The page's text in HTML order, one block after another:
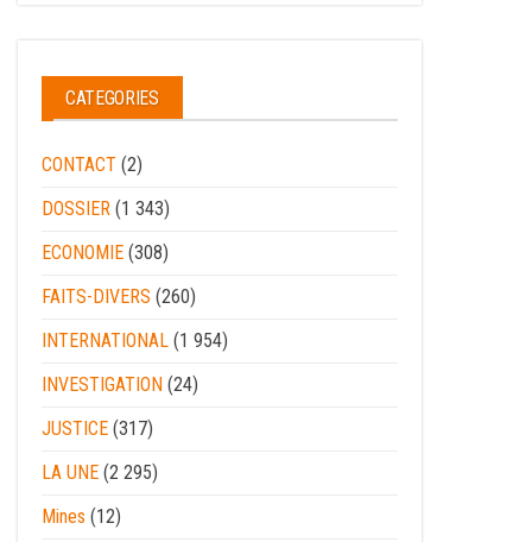
CATEGORIES
CONTACT (2)
DOSSIER (1 343)
ECONOMIE (308)
FAITS-DIVERS (260)
INTERNATIONAL (1 954)
INVESTIGATION (24)
JUSTICE (317)
LA UNE (2 295)
Mines (12)